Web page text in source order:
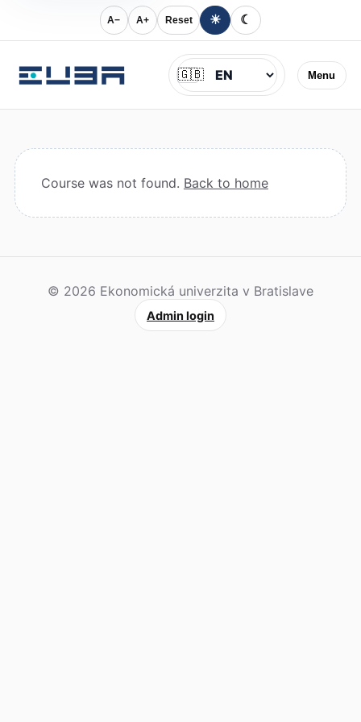
A− A+ Reset ☀ ☾
Menu
Jazyk
🇬🇧
Course was not found. Back to home
© 2026 Ekonomická univerzita v Bratislave
Admin login